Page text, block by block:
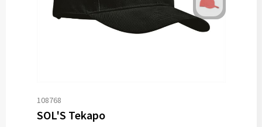
108768
SOL'S Tekapo